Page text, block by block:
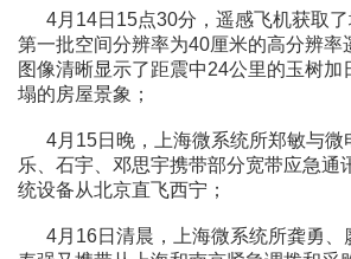
4月14日15点30分，遥感飞机获取了
第一批空间分辨率为40厘米的高分辨率
图像清晰显示了距震中24公里的玉树加
塌的房屋景象；
4月15日晚，上海微系统所郑敏与微
乐、石宇、邓思宇携带部分宽带应急通
统设备从北京直飞西宁；
4月16日清晨，上海微系统所龚勇、